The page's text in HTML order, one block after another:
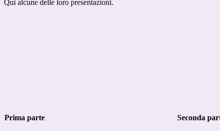
Qui alcune delle loro presentazioni.
Prima parte Seconda